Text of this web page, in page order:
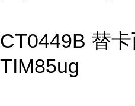
CT0449B 替
TIM85ug